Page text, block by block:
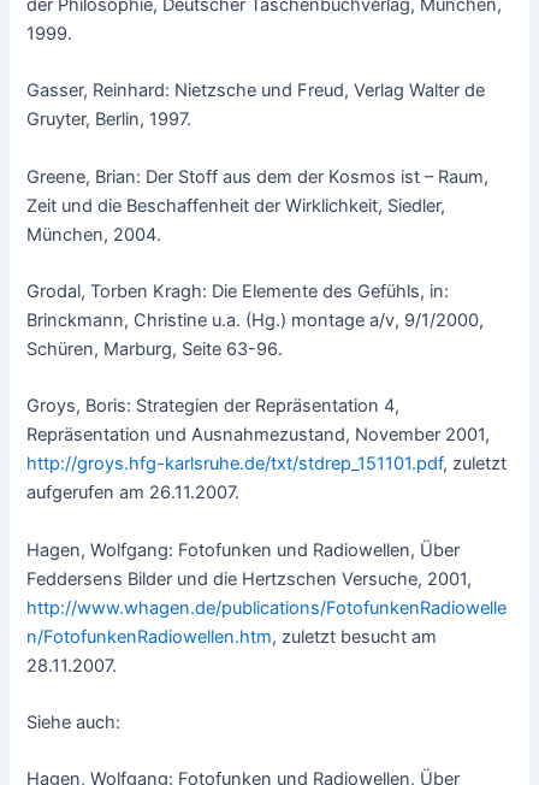
der Philosophie, Deutscher Taschenbuchverlag, München,
1999.
Gasser, Reinhard: Nietzsche und Freud, Verlag Walter de
Gruyter, Berlin, 1997.
Greene, Brian: Der Stoff aus dem der Kosmos ist – Raum,
Zeit und die Beschaffenheit der Wirklichkeit, Siedler,
München, 2004.
Grodal, Torben Kragh: Die Elemente des Gefühls, in:
Brinckmann, Christine u.a. (Hg.) montage a/v, 9/1/2000,
Schüren, Marburg, Seite 63-96.
Groys, Boris: Strategien der Repräsentation 4,
Repräsentation und Ausnahmezustand, November 2001,
http://groys.hfg-karlsruhe.de/txt/stdrep_151101.pdf, zuletzt
aufgerufen am 26.11.2007.
Hagen, Wolfgang: Fotofunken und Radiowellen, Über
Feddersens Bilder und die Hertzschen Versuche, 2001,
http://www.whagen.de/publications/FotofunkenRadiowelle
n/FotofunkenRadiowellen.htm, zuletzt besucht am
28.11.2007.
Siehe auch:
Hagen, Wolfgang: Fotofunken und Radiowellen, Über